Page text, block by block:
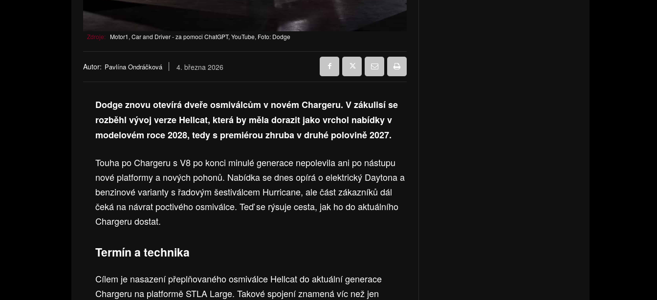
Zdroje: Motor1, Car and Driver - za pomoci ChatGPT, YouTube, Foto: Dodge
Autor: Pavlína Ondráčková 4. března 2026
Dodge znovu otevírá dveře osmiválcům v novém Chargeru. V zákulisí se
rozběhl vývoj verze Hellcat, která by měla dorazit jako vrchol nabídky v
modelovém roce 2028, tedy s premiérou zhruba v druhé polovině 2027.
Touha po Chargeru s V8 po konci minulé generace nepolevila ani po nástupu
nové platformy a nových pohonů. Nabídka se dnes opírá o elektrický Daytona a
benzinové varianty s řadovým šestiválcem Hurricane, ale část zákazníků dál
čeká na návrat poctivého osmiválce. Teď se rýsuje cesta, jak ho do aktuálního
Chargeru dostat.
Termín a technika
Cílem je nasazení přeplňovaného osmiválce Hellcat do aktuální generace
Chargeru na platformě STLA Large. Takové spojení znamená víc než jen